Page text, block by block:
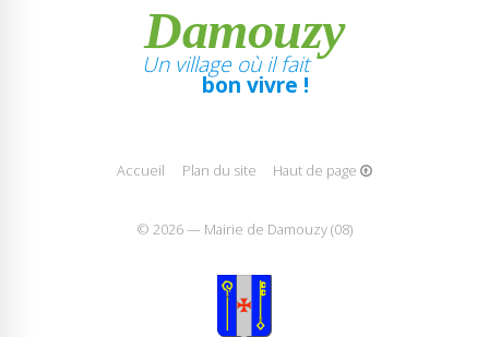
Damouzy
Un village où il fait
bon vivre !
Accueil Plan du site Haut de page
© 2026 — Mairie de Damouzy (08)